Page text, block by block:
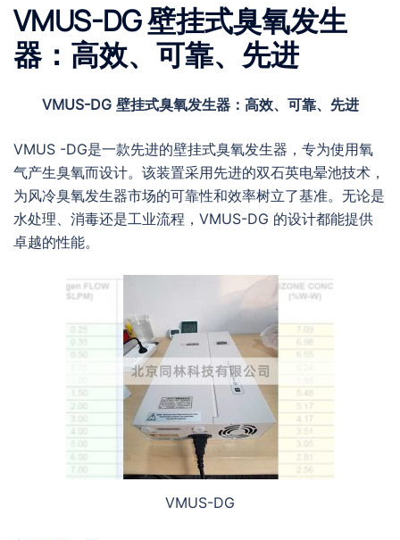
VMUS-DG 壁挂式臭氧发生
器：高效、可靠、先进
VMUS-DG 壁挂式臭氧发生器：高效、可靠、先进
VMUS -DG是一款先进的壁挂式臭氧发生器，专为使用氧
气产生臭氧而设计。该装置采用先进的双石英电晕池技术，
为风冷臭氧发生器市场的可靠性和效率树立了基准。无论是
水处理、消毒还是工业流程，VMUS-DG 的设计都能提供
卓越的性能。
VMUS-DG